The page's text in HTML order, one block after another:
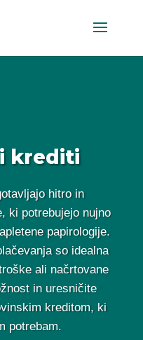
krediti
hitro in
ki potrebujejo nujno
papirologije.
so idealna
ali načrtovane
in uresničite
kreditom, ki
potrebam.